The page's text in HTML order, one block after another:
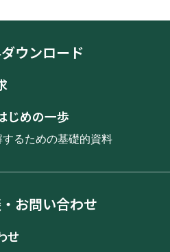
ウンロード
じめの一歩
るための基礎的資料
お問い合わせ
せ